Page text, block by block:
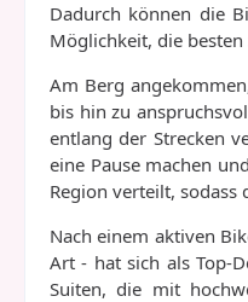
Dadurch können die
Möglichkeit, die
Am Berg
bis hin zu
entlang der Strecken
eine Pause machen
Region verteilt, sodass
Nach einem aktiven
Art - hat sich als Top-
Suiten, die mit